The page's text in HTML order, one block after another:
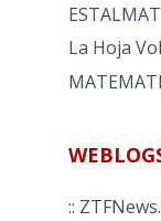
ESTALMAT
La Hoja
::